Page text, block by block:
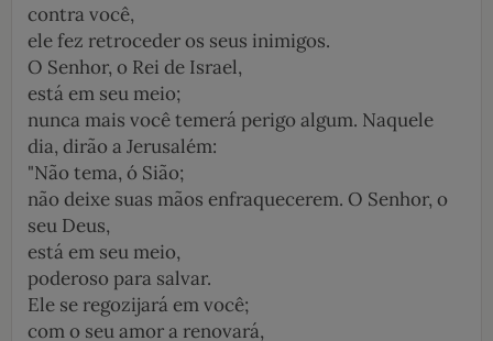
contra você,
ele fez retroceder os seus inimigos.
O Senhor, o Rei de Israel,
está em seu meio;
nunca mais você temerá perigo algum. Naquele
dia, dirão a Jerusalém:
"Não tema, ó Sião;
não deixe suas mãos enfraquecerem. O Senhor, o
seu Deus,
está em seu meio,
poderoso para salvar.
Ele se regozijará em você;
com o seu amor a renovará,